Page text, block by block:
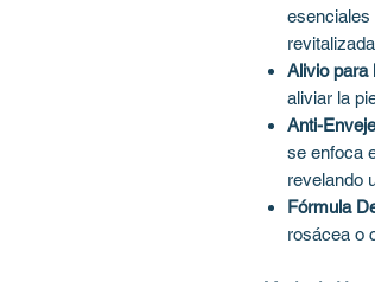
esenciales
Alivio para
aliviar la
Anti-
se enfoca
revelando
Fórmula
rosácea o